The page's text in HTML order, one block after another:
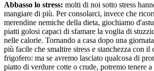
Abbasso lo stress: molti di noi sotto stress
mangiare di più. Per consolarci, invece che
merendine nemiche della dieta, giochiamo
piatti golosi capaci di sfamare la voglia di
nelle calorie. Tornando a casa dopo una
più facile che smaltire stress e stanchezza con il
frigofero: ma se avremo lasciato qualcosa di
piatto di verdure cotte o crude, potremo tenere